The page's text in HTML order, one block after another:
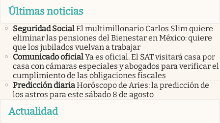
Últimas noticias
Seguridad SocialEl multimillonario Carlos Slim quiere
eliminar las pensiones del Bienestar en México: quiere
que los jubilados vuelvan a trabajar
Comunicado oficialYa es oficial. El SAT visitará casa por
casa con cámaras especiales y abogados para verificar el
cumplimiento de las obligaciones fiscales
Predicción diariaHoróscopo de Aries: la predicción de
los astros para este sábado 8 de agosto
Actualidad